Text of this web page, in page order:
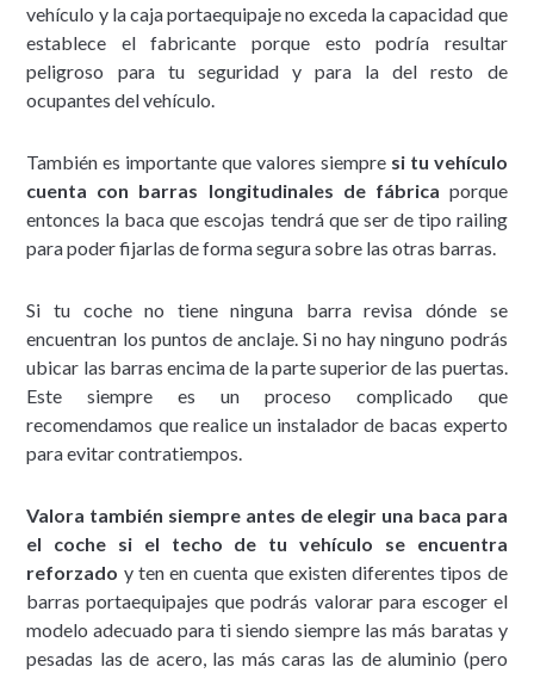
vehículo y la caja portaequipaje no exceda la capacidad que
establece el fabricante porque esto podría resultar
peligroso para tu seguridad y para la del resto de
ocupantes del vehículo.
También es importante que valores siempre si tu vehículo
cuenta con barras longitudinales de fábrica porque
entonces la baca que escojas tendrá que ser de tipo railing
para poder fijarlas de forma segura sobre las otras barras.
Si tu coche no tiene ninguna barra revisa dónde se
encuentran los puntos de anclaje. Si no hay ninguno podrás
ubicar las barras encima de la parte superior de las puertas.
Este siempre es un proceso complicado que
recomendamos que realice un instalador de bacas experto
para evitar contratiempos.
Valora también siempre antes de elegir una baca para
el coche si el techo de tu vehículo se encuentra
reforzado y ten en cuenta que existen diferentes tipos de
barras portaequipajes que podrás valorar para escoger el
modelo adecuado para ti siendo siempre las más baratas y
pesadas las de acero, las más caras las de aluminio (pero